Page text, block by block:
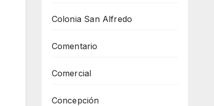
Colonia San Alfredo
Comentario
Comercial
Concepción